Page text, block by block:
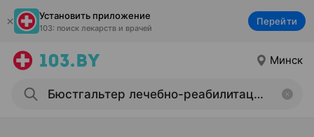
Установить приложение
103: поиск лекарств и врачей
Перейти
Минск